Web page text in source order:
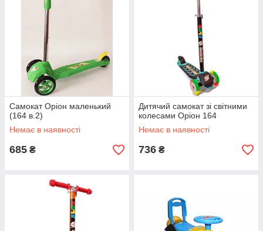
Самокат Оріон маленький
(164 в.2)
Немає в наявності
685 ₴
Дитячий самокат зі світними
колесами Оріон 164
Немає в наявності
736 ₴